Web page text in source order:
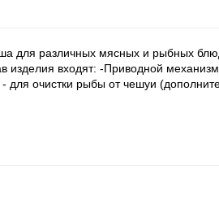
для различных мясных и рыбных
входят: -Приводной
очистки рыбы от чешуи